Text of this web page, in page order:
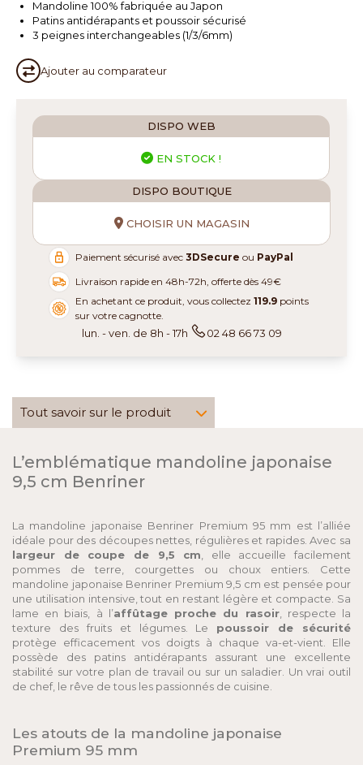
Mandoline 100% fabriquée au Japon
Patins antidérapants et poussoir sécurisé
3 peignes interchangeables (1/3/6mm)
Ajouter au comparateur
DISPO WEB
EN STOCK !
DISPO BOUTIQUE
CHOISIR UN MAGASIN
Paiement sécurisé avec3DSecure ou PayPal
Livraison rapide en 48h-72h, offerte dès 49€
En achetant ce produit, vous collectez119.9 points
sur votre cagnotte.
lun. - ven. de 8h - 17h 02 48 66 73 09
Tout savoir sur le produit
L’emblématique mandoline japonaise
9,5 cm Benriner
La mandoline japonaise Benriner Premium 95 mm est l’alliée
idéale pour des découpes nettes, régulières et rapides. Avec sa
largeur de coupe de 9,5 cm , elle accueille facilement
pommes de terre, courgettes ou choux entiers. Cette
mandoline japonaise Benriner Premium 9,5 cm est pensée pour
une utilisation intensive, tout en restant légère et compacte. Sa
lame en biais, à l’affûtage proche du rasoir, respecte la
texture des fruits et légumes. Le poussoir de sécurité
protège efficacement vos doigts à chaque va-et-vient. Elle
possède des patins antidérapants assurant une excellente
stabilité sur votre plan de travail ou sur un saladier. Un vrai outil
de chef, le rêve de tous les passionnés de cuisine.
Les atouts de la mandoline japonaise
Premium 95 mm